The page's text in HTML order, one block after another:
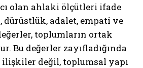
olan ahlaki ölçütleri ifade
dürüstlük, adalet, empati ve
toplumların ortak
Bu değerler zayıfladığında
ilişkiler değil, toplumsal yapı